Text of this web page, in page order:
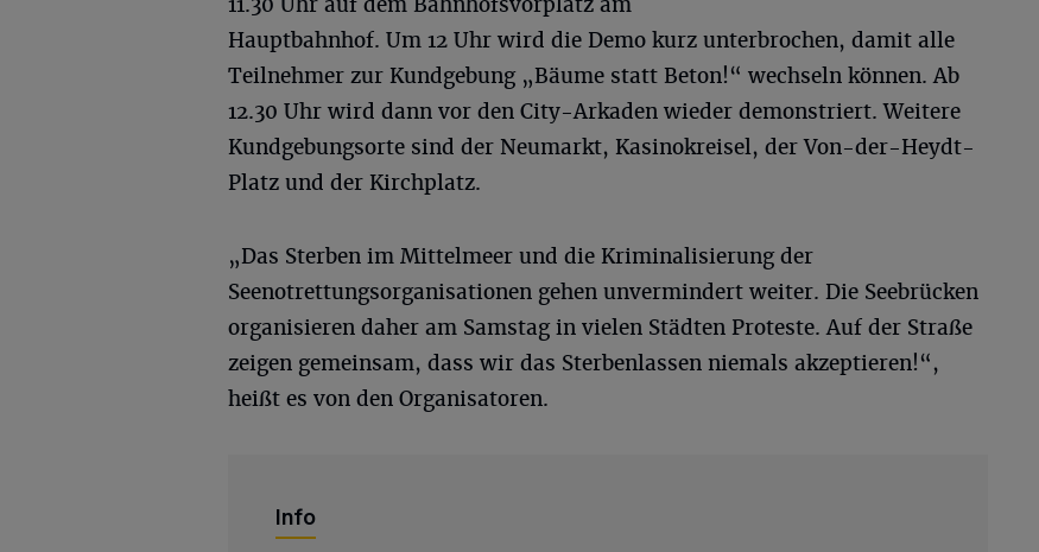
Hauptbahnhof. Um 12 Uhr wird die Demo kurz unterbrochen, damit alle
Teilnehmer zur Kundgebung „Bäume statt Beton!“ wechseln können. Ab
12.30 Uhr wird dann vor den City-Arkaden wieder demonstriert. Weitere
Kundgebungsorte sind der Neumarkt, Kasinokreisel, der Von-der-Heydt-
Platz und der Kirchplatz.
„Das Sterben im Mittelmeer und die Kriminalisierung der
Seenotrettungsorganisationen gehen unvermindert weiter. Die Seebrücken
organisieren daher am Samstag in vielen Städten Proteste. Auf der Straße
zeigen gemeinsam, dass wir das Sterbenlassen niemals akzeptieren!“,
heißt es von den Organisatoren.
Info